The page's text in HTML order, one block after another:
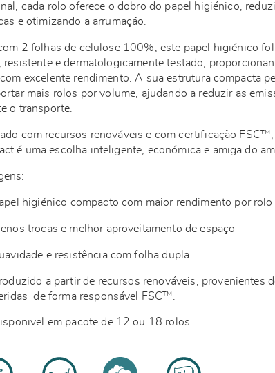
cada rolo oferece o dobro do papel higiénico,
e otimizando a arrumação.
2 folhas de celulose 100%, este papel higiénico
resistente e dermatologicamente testado,
excelente rendimento. A sua estrutura compacta
mais rolos por volume, ajudando a reduzir as
o transporte.
com recursos renováveis e com certificação
é uma escolha inteligente, económica e amiga do
higiénico compacto com maior rendimento por rolo
trocas e melhor aproveitamento de espaço
e resistência com folha dupla
a partir de recursos renováveis, provenientes
de forma responsável FSC™.
em pacote de 12 ou 18 rolos.